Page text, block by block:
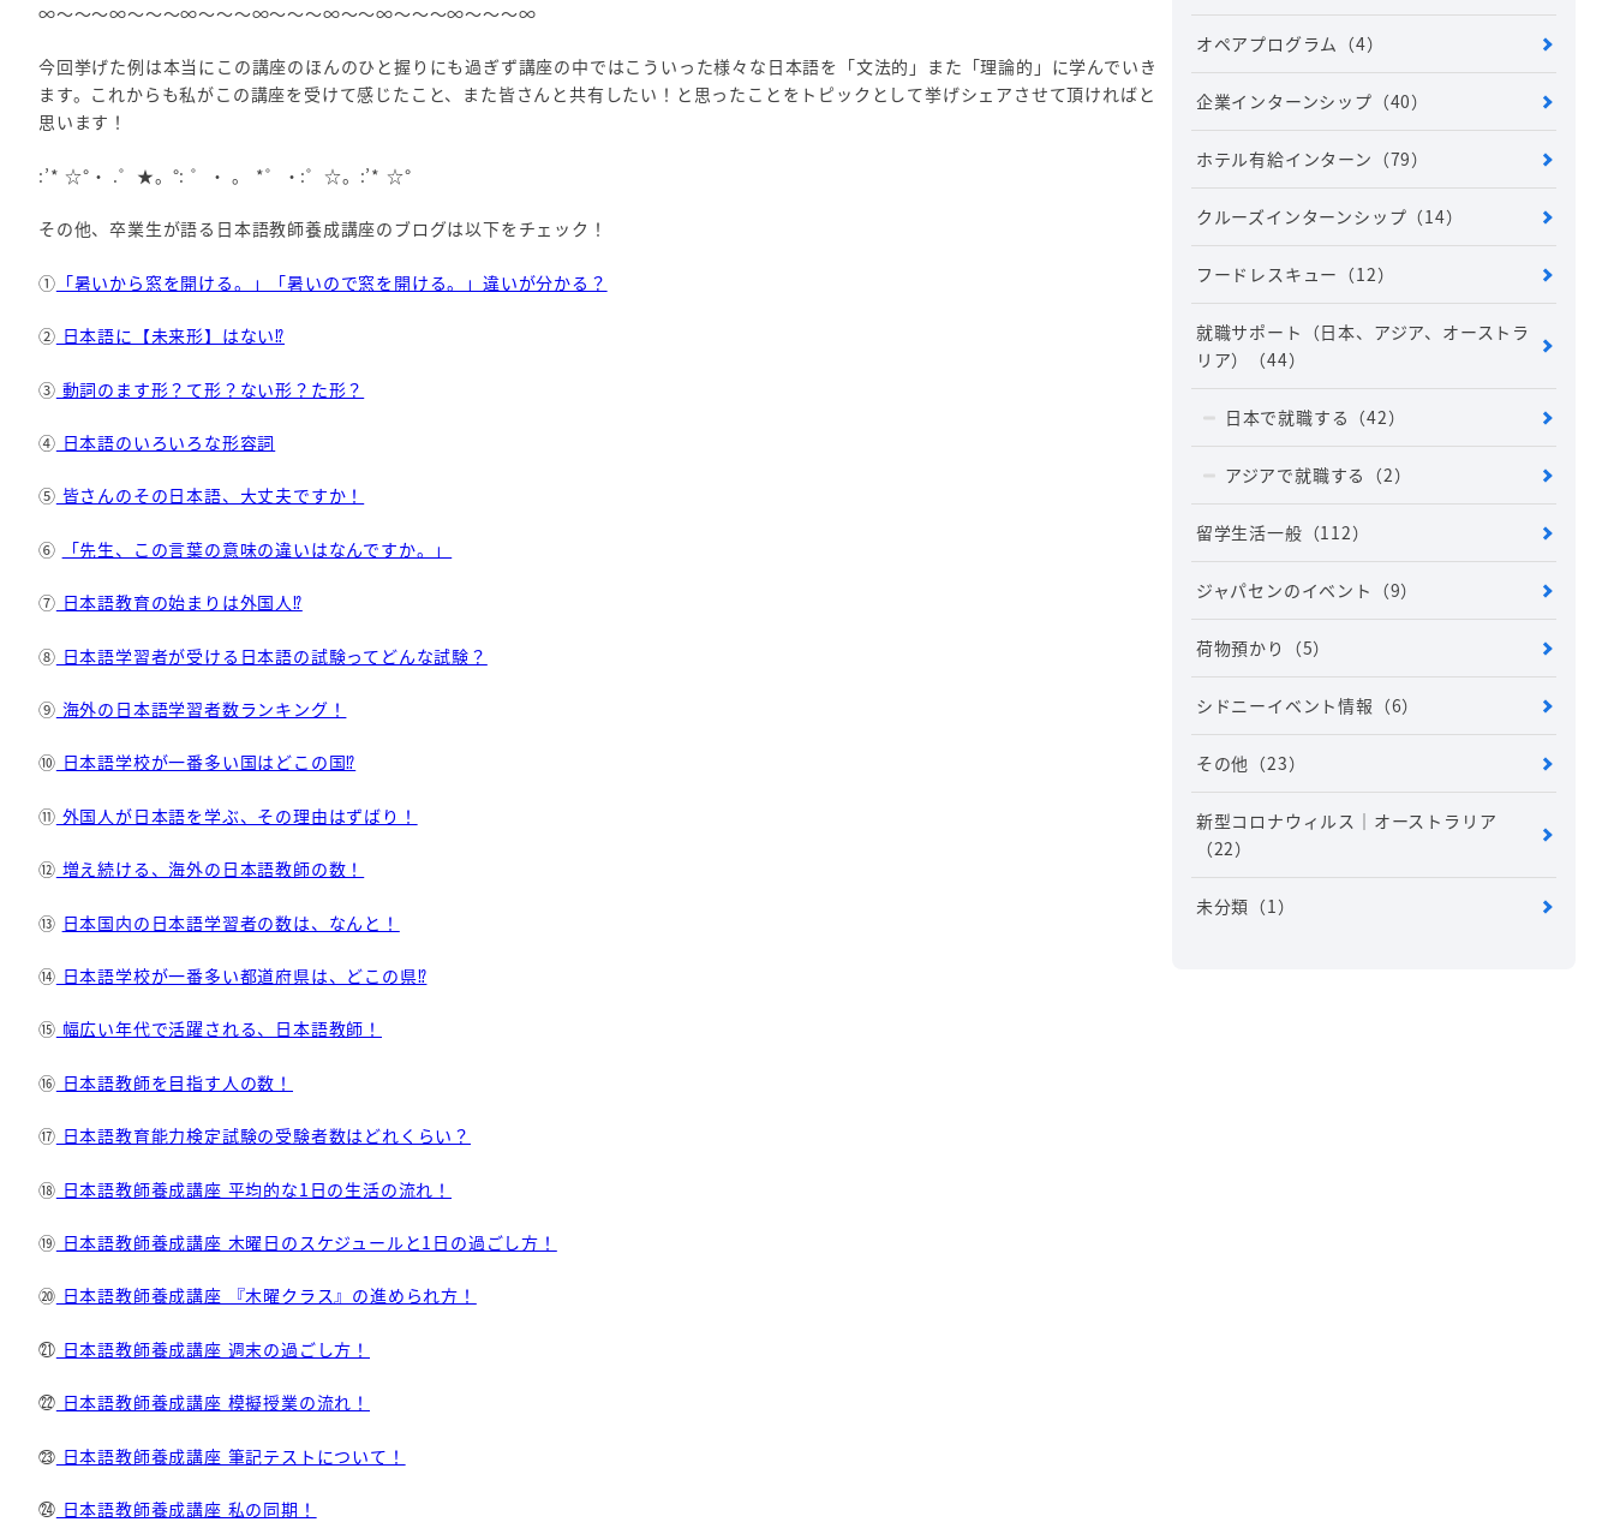
∞～～～∞～～～∞～～～∞～～～∞～～∞～～～∞～～～∞
今回挙げた例は本当にこの講座のほんのひと握りにも過ぎず講座の中ではこういった様々な日本語を「文法的」また「理論的」に学んでいき
ます。これからも私がこの講座を受けて感じたこと、また皆さんと共有したい！と思ったことをトピックとして挙げシェアさせて頂ければと
思います！
:’* ☆°・ .゜★。°: ゜・ 。 *゜・:゜☆。:’* ☆°
その他、卒業生が語る日本語教師養成講座のブログは以下をチェック！
① 「暑いから窓を開ける。」「暑いので窓を開ける。」違いが分かる？
② 日本語に【未来形】はない⁉
③ 動詞のます形？て形？ない形？た形？
④ 日本語のいろいろな形容詞
⑤ 皆さんのその日本語、大丈夫ですか！
⑥ 「先生、この言葉の意味の違いはなんですか。」
⑦ 日本語教育の始まりは外国人⁉
⑧ 日本語学習者が受ける日本語の試験ってどんな試験？
⑨ 海外の日本語学習者数ランキング！
⑩ 日本語学校が一番多い国はどこの国⁉
⑪ 外国人が日本語を学ぶ、その理由はずばり！
⑫ 増え続ける、海外の日本語教師の数！
⑬ 日本国内の日本語学習者の数は、なんと！
⑭ 日本語学校が一番多い都道府県は、どこの県⁉
⑮ 幅広い年代で活躍される、日本語教師！
⑯ 日本語教師を目指す人の数！
⑰ 日本語教育能力検定試験の受験者数はどれくらい？
⑱ 日本語教師養成講座 平均的な1日の生活の流れ！
⑲ 日本語教師養成講座 木曜日のスケジュールと1日の過ごし方！
⑳ 日本語教師養成講座 『木曜クラス』の進められ方！
㉑ 日本語教師養成講座 週末の過ごし方！
㉒ 日本語教師養成講座 模擬授業の流れ！
㉓ 日本語教師養成講座 筆記テストについて！
㉔ 日本語教師養成講座 私の同期！
オペアプログラム （4）
企業インターンシップ （40）
ホテル有給インターン （79）
クルーズインターンシップ （14）
フードレスキュー （12）
就職サポート（日本、アジア、オーストラ
リア）
（44）
日本で就職する （42）
アジアで就職する （2）
留学生活一般 （112）
ジャパセンのイベント （9）
荷物預かり （5）
シドニーイベント情報 （6）
その他 （23）
新型コロナウィルス｜オーストラリア
（22）
未分類 （1）